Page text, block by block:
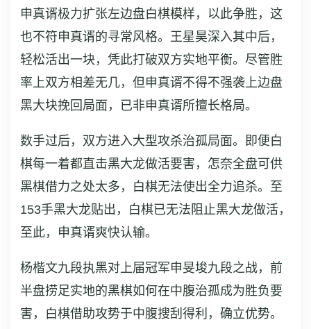
申真谞极力扩张左边盘白棋模样，以此争胜，这
也不符申真谞的寻常风格。王星昊深入其中后，
轻松活出一块，凭此打破双方实地平衡。尽管胜
率上双方相差无几，但申真谞不得不强袭上边盘
黑大块挽回局面，已非申真谞所擅长格局。
数手过后，双方进入大型攻杀治孤局面。即便白
棋每一着都直击黑大龙做活要害，怎奈全盘可供
黑棋借力之处太多，白棋无法使出全力追杀。至
153手黑大龙贴出，白棋已无法阻止黑大龙做活，
至此，申真谞爽快认输。
杨楷文九段执黑对上届冠军申旻埈九段之战，前
半盘捞足实地的黑棋如何在中腹治孤成为胜负要
害，白棋借助攻势于中腹搜刮得利，确立优势。